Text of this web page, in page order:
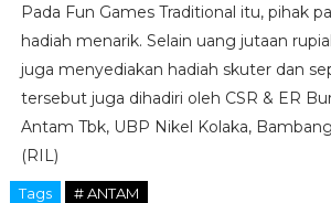
Pada Fun Games Traditional itu, pihak
hadiah menarik. Selain uang jutaan
juga menyediakan hadiah skuter dan
tersebut juga dihadiri oleh CSR & ER
Antam Tbk, UBP Nikel Kolaka,
(RIL)
Tags # ANTAM